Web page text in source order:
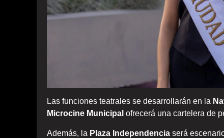
Las funciones teatrales se desarrollarán en la
Microcine Municipal ofrecerá una cartelera de
Además, la Plaza Independencia será